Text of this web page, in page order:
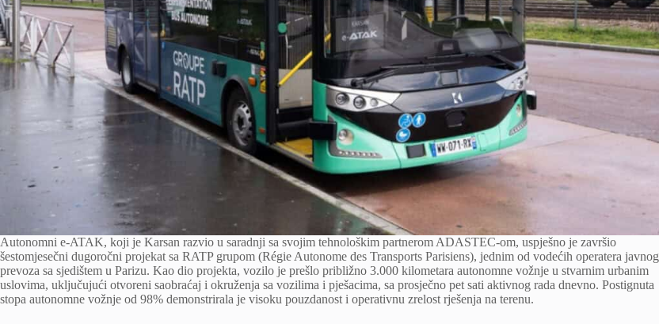
Autonomni e-ATAK, koji je Karsan razvio u saradnji sa svojim tehnološkim partnerom ADASTEC-om, uspješno je završio
šestomjesečni dugoročni projekat sa RATP grupom (Régie Autonome des Transports Parisiens), jednim od vodećih operatera javnog
prevoza sa sjedištem u Parizu. Kao dio projekta, vozilo je prešlo približno 3.000 kilometara autonomne vožnje u stvarnim urbanim
uslovima, uključujući otvoreni saobraćaj i okruženja sa vozilima i pješacima, sa prosječno pet sati aktivnog rada dnevno. Postignuta
stopa autonomne vožnje od 98% demonstrirala je visoku pouzdanost i operativnu zrelost rješenja na terenu.